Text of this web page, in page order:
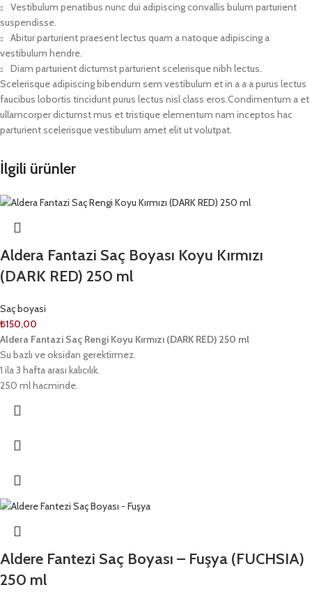
Vestibulum penatibus nunc dui adipiscing convallis bulum parturient
suspendisse.
Abitur parturient praesent lectus quam a natoque adipiscing a
vestibulum hendre.
Diam parturient dictumst parturient scelerisque nibh lectus.
Scelerisque adipiscing bibendum sem vestibulum et in a a a purus lectus
faucibus lobortis tincidunt purus lectus nisl class eros.Condimentum a et
ullamcorper dictumst mus et tristique elementum nam inceptos hac
parturient scelerisque vestibulum amet elit ut volutpat.
İlgili ürünler
Aldera Fantazi Saç Boyası Koyu Kırmızı
(DARK RED) 250 ml
Saç boyasi
₺150,00
Aldera Fantazi Saç Rengi Koyu Kırmızı (DARK RED) 250 ml
Su bazlı ve oksidan gerektirmez.
1 ila 3 hafta arası kalıcılık.
250 ml hacminde.
Aldere Fantezi Saç Boyası – Fuşya (FUCHSIA)
250 ml